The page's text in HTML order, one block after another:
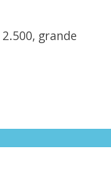
grande